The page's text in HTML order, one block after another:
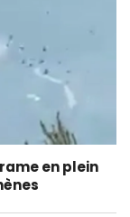
en plein